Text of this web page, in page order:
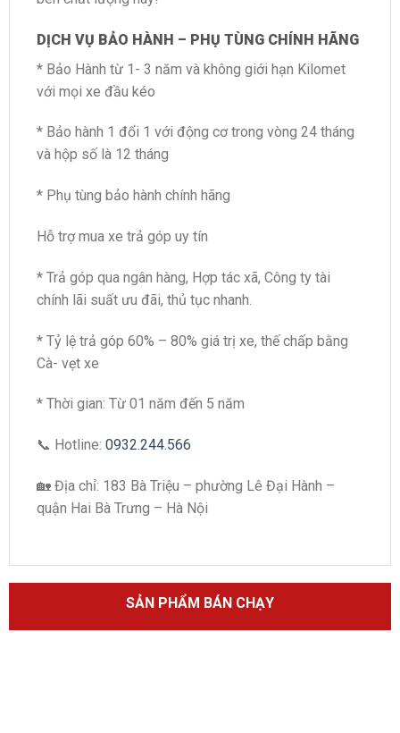
DỊCH VỤ BẢO HÀNH – PHỤ TÙNG CHÍNH HÃNG
* Bảo Hành từ 1- 3 năm và không giới hạn Kilomet
với mọi xe đầu kéo
* Bảo hành 1 đổi 1 với động cơ trong vòng 24 tháng
và hộp số là 12 tháng
* Phụ tùng bảo hành chính hãng
Hỗ trợ mua xe trả góp uy tín
* Trả góp qua ngân hàng, Hợp tác xã, Công ty tài
chính lãi suất ưu đãi, thủ tục nhanh.
* Tỷ lệ trả góp 60% – 80% giá trị xe, thế chấp bằng
Cà- vẹt xe
* Thời gian: Từ 01 năm đến 5 năm
📞 Hotline: 0932.244.566
🏡Địa chỉ: 183 Bà Triệu – phường Lê Đại Hành –
quận Hai Bà Trưng – Hà Nội
SẢN PHẨM BÁN CHẠY